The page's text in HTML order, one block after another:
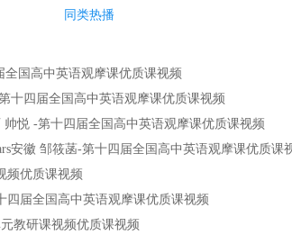
同类热播
全国高中英语观摩课优质课视频
十四届全国高中英语观摩课优质课视频
帅悦 -第十四届全国高中英语观摩课优质课视频
安徽 邹筱菡-第十四届全国高中英语观摩课优质课
频优质课视频
四届全国高中英语观摩课优质课视频
教研课视频优质课视频